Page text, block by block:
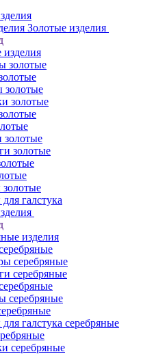
Золотые изделия
изделия
золотые
золотые
золотые
золотые
золотые
галстука
изделия
серебряные
серебряные
серебряные
галстука серебряные
серебряные